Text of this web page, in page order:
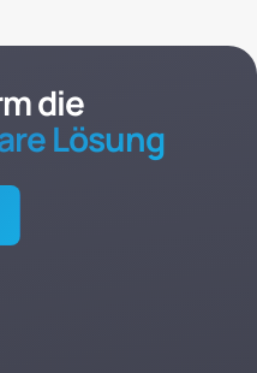
die
Lösung